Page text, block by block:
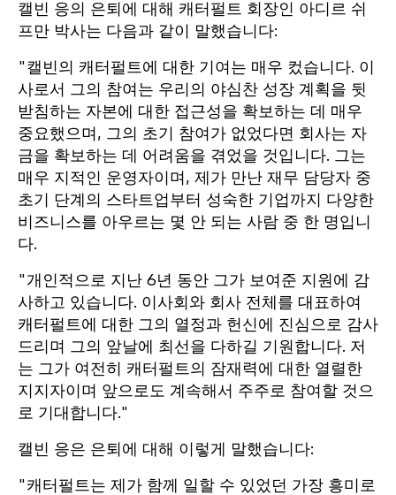
캘빈 응의 은퇴에 대해 캐터펄트 회장인 아디르 쉬
프만 박사는 다음과 같이 말했습니다:
"캘빈의 캐터펄트에 대한 기여는 매우 컸습니다. 이
사로서 그의 참여는 우리의 야심찬 성장 계획을 뒷
받침하는 자본에 대한 접근성을 확보하는 데 매우
중요했으며, 그의 초기 참여가 없었다면 회사는 자
금을 확보하는 데 어려움을 겪었을 것입니다. 그는
매우 지적인 운영자이며, 제가 만난 재무 담당자 중
초기 단계의 스타트업부터 성숙한 기업까지 다양한
비즈니스를 아우르는 몇 안 되는 사람 중 한 명입니
다.
"개인적으로 지난 6년 동안 그가 보여준 지원에 감
사하고 있습니다. 이사회와 회사 전체를 대표하여
캐터펄트에 대한 그의 열정과 헌신에 진심으로 감사
드리며 그의 앞날에 최선을 다하길 기원합니다. 저
는 그가 여전히 캐터펄트의 잠재력에 대한 열렬한
지지자이며 앞으로도 계속해서 주주로 참여할 것으
로 기대합니다."
캘빈 응은 은퇴에 대해 이렇게 말했습니다:
"캐터펄트는 제가 함께 일할 수 있었던 가장 흥미로